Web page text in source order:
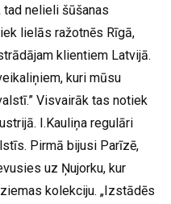
tad nelieli šūšanas
lielās ražotnēs Rīgā,
klientiem Latvijā.
kuri mūsu
Visvairāk tas notiek
I.Kauliņa regulāri
Pirmā bijusi Parīzē,
uz Ņujorku, kur
kolekciju. „Izstādēs